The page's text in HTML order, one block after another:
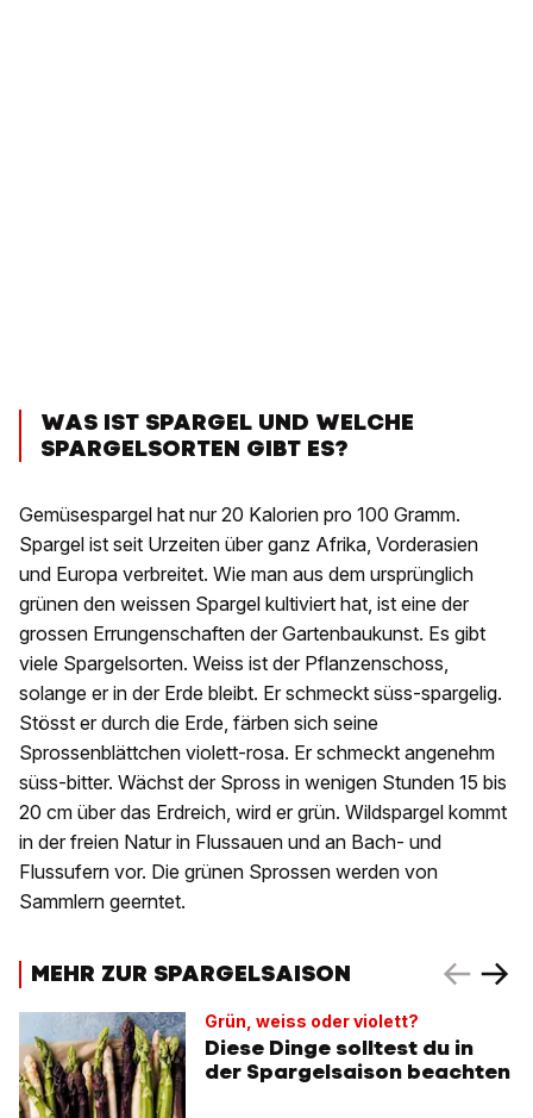
WAS IST SPARGEL UND WELCHE
SPARGELSORTEN GIBT ES?
Gemüsespargel hat nur 20 Kalorien pro 100 Gramm.
Spargel ist seit Urzeiten über ganz Afrika, Vorderasien
und Europa verbreitet. Wie man aus dem ursprünglich
grünen den weissen Spargel kultiviert hat, ist eine der
grossen Errungenschaften der Gartenbaukunst. Es gibt
viele Spargelsorten. Weiss ist der Pflanzenschoss,
solange er in der Erde bleibt. Er schmeckt süss-spargelig.
Stösst er durch die Erde, färben sich seine
Sprossenblättchen violett-rosa. Er schmeckt angenehm
süss-bitter. Wächst der Spross in wenigen Stunden 15 bis
20 cm über das Erdreich, wird er grün. Wildspargel kommt
in der freien Natur in Flussauen und an Bach- und
Flussufern vor. Die grünen Sprossen werden von
Sammlern geerntet.
MEHR ZUR SPARGELSAISON
Grün, weiss oder violett?
Diese Dinge solltest du in
der Spargelsaison beachten